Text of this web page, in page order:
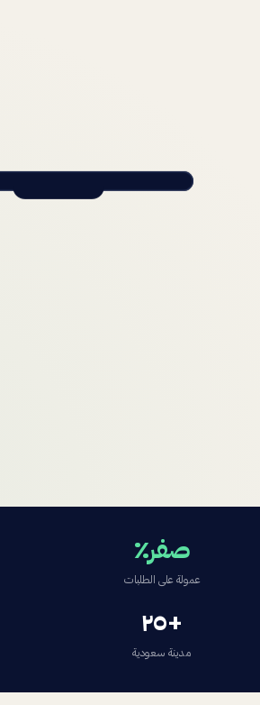
صفر٪
عمولة على الطلبات
+٢٥
مدينة سعودية